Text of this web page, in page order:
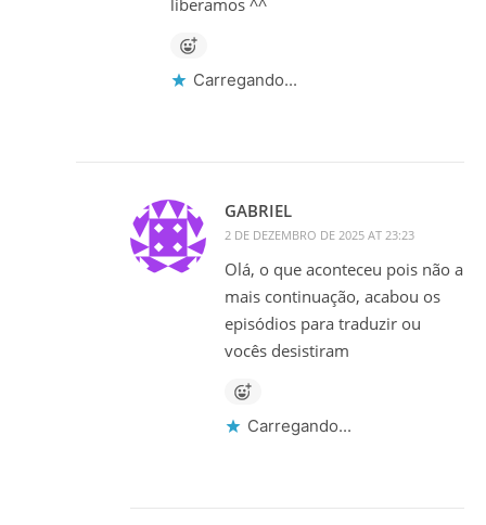
liberamos ^^
Carregando...
GABRIEL
2 DE DEZEMBRO DE 2025 AT 23:23
Olá, o que aconteceu pois não a
mais continuação, acabou os
episódios para traduzir ou
vocês desistiram
Carregando...